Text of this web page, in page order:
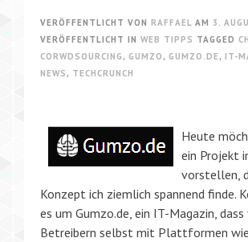
VERÖFFENTLICHT VON RAFFAEL AM 3.
VERÖFFENTLICHT IN WEB TIPPS TAGGED
CORWDSOURCING , GUMZO , GUMZO.DE , IT-
NEWS , TECHCRUNCH
Heute
ein Projekt
vorstellen,
Konzept ich ziemlich spannend finde.
es um Gumzo.de, ein IT-Magazin, dass
Betreibern selbst mit Plattformen wie